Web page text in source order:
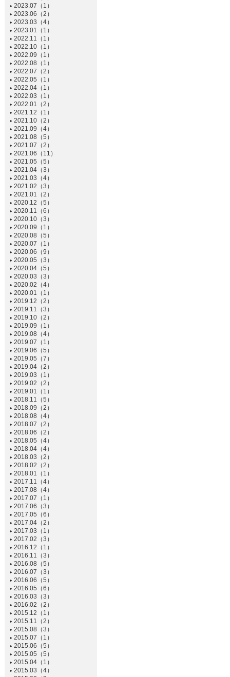
2023.07（1）
2023.06（2）
2023.03（4）
2023.01（1）
2022.11（1）
2022.10（1）
2022.09（1）
2022.08（1）
2022.07（2）
2022.05（1）
2022.04（1）
2022.03（1）
2022.01（2）
2021.12（1）
2021.10（2）
2021.09（4）
2021.08（5）
2021.07（2）
2021.06（11）
2021.05（5）
2021.04（3）
2021.03（4）
2021.02（3）
2021.01（2）
2020.12（5）
2020.11（6）
2020.10（3）
2020.09（1）
2020.08（5）
2020.07（1）
2020.06（9）
2020.05（3）
2020.04（5）
2020.03（3）
2020.02（4）
2020.01（1）
2019.12（2）
2019.11（3）
2019.10（2）
2019.09（1）
2019.08（4）
2019.07（1）
2019.06（5）
2019.05（7）
2019.04（2）
2019.03（1）
2019.02（2）
2019.01（1）
2018.11（5）
2018.09（2）
2018.08（4）
2018.07（2）
2018.06（2）
2018.05（4）
2018.04（4）
2018.03（2）
2018.02（2）
2018.01（1）
2017.11（4）
2017.08（4）
2017.07（1）
2017.06（3）
2017.05（6）
2017.04（2）
2017.03（1）
2017.02（3）
2016.12（1）
2016.11（3）
2016.08（5）
2016.07（3）
2016.06（5）
2016.05（6）
2016.03（3）
2016.02（2）
2015.12（1）
2015.11（2）
2015.08（3）
2015.07（1）
2015.06（5）
2015.05（5）
2015.04（1）
2015.03（4）